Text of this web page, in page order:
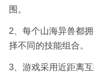
围。
2、每个山海异兽都
择不同的技能组合。
3、游戏采用近距离